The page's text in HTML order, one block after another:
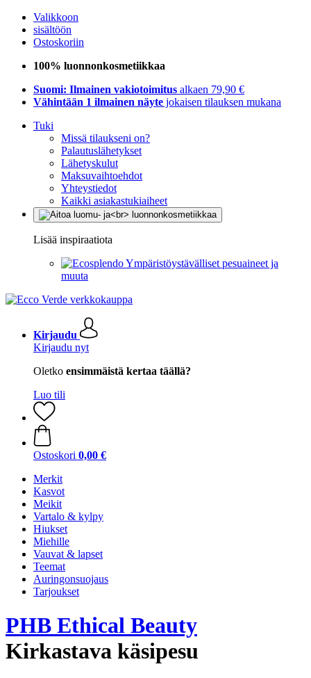
Valikkoon
sisältöön
Ostoskoriin
100% luonnonkosmetiikkaa
Suomi: Ilmainen vakiotoimitus alkaen 79,90 €
Vähintään 1 ilmainen näyte jokaisen tilauksen mukana
Tuki
Missä tilaukseni on?
Palautuslähetykset
Lähetyskulut
Maksuvaihtoehdot
Yhteystiedot
Kaikki asiakastukiaiheet
Lisää inspiraatiota
Ympäristöystävälliset pesuaineet ja
muuta
Kirjaudu
Kirjaudu nyt
Oletko ensimmäistä kertaa täällä?
Luo tili
Ostoskori 0,00 €
Merkit
Kasvot
Meikit
Vartalo & kylpy
Hiukset
Miehille
Vauvat & lapset
Teemat
Auringonsuojaus
Tarjoukset
PHB Ethical Beauty
Kirkastava käsipesu